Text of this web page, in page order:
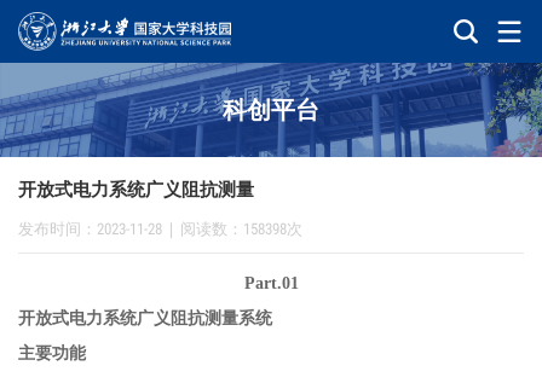
科创平台
开放式电力系统广义阻抗测量
发布时间：2023-11-28 阅读数：158398次
Part.01
开放式电力系统广义阻抗测量系统
主要功能